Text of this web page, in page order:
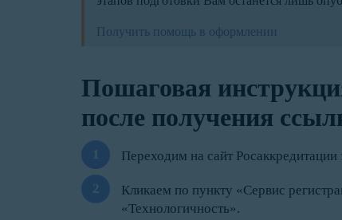
Получить помощь в оформлении
Пошаговая
после получения
Переходим на сайт Росаккредитации
Кликаем по пункту «Сервис
«Технологичность».